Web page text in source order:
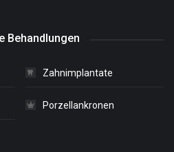
Behandlungen
Zahnimplantate
Porzellankronen